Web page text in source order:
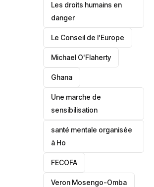
Les droits humains en
danger
‎Le Conseil de l’Europe
Michael O'Flaherty
‎Ghana
Une marche de
sensibilisation
santé mentale organisée
à Ho
‎FECOFA
Veron Mosengo-Omba